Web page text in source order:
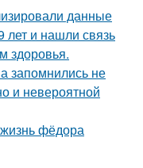
данные
лет и нашли связь
здоровья.
запомнились не
и невероятной
фёдора